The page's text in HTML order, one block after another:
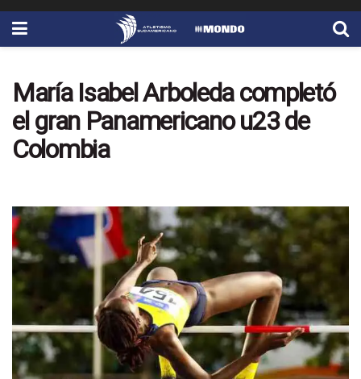
María Isabel Arboleda completó
el gran Panamericano u23 de
Colombia